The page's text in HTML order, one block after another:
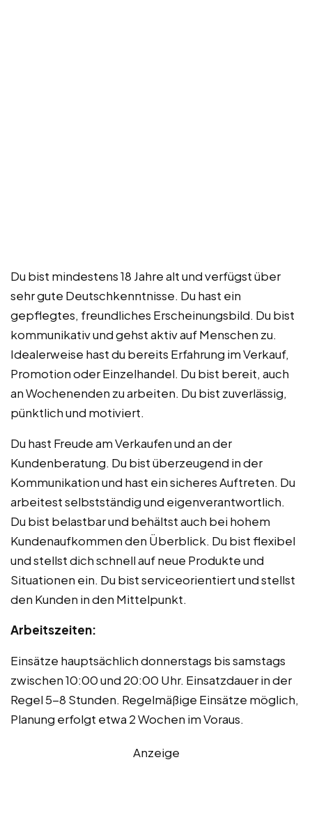
Du bist mindestens 18 Jahre alt und verfügst über
sehr gute Deutschkenntnisse. Du hast ein
gepflegtes, freundliches Erscheinungsbild. Du bist
kommunikativ und gehst aktiv auf Menschen zu.
Idealerweise hast du bereits Erfahrung im Verkauf,
Promotion oder Einzelhandel. Du bist bereit, auch
an Wochenenden zu arbeiten. Du bist zuverlässig,
pünktlich und motiviert.
Du hast Freude am Verkaufen und an der
Kundenberatung. Du bist überzeugend in der
Kommunikation und hast ein sicheres Auftreten. Du
arbeitest selbstständig und eigenverantwortlich.
Du bist belastbar und behältst auch bei hohem
Kundenaufkommen den Überblick. Du bist flexibel
und stellst dich schnell auf neue Produkte und
Situationen ein. Du bist serviceorientiert und stellst
den Kunden in den Mittelpunkt.
Arbeitszeiten:
Einsätze hauptsächlich donnerstags bis samstags
zwischen 10:00 und 20:00 Uhr. Einsatzdauer in der
Regel 5-8 Stunden. Regelmäßige Einsätze möglich,
Planung erfolgt etwa 2 Wochen im Voraus.
Anzeige